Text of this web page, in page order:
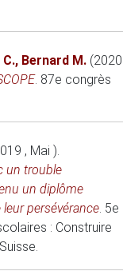
, Bernard M. (2020
. 87e congrès
, Mai ).
un trouble
un diplôme
persévérance. 5e
: Construire